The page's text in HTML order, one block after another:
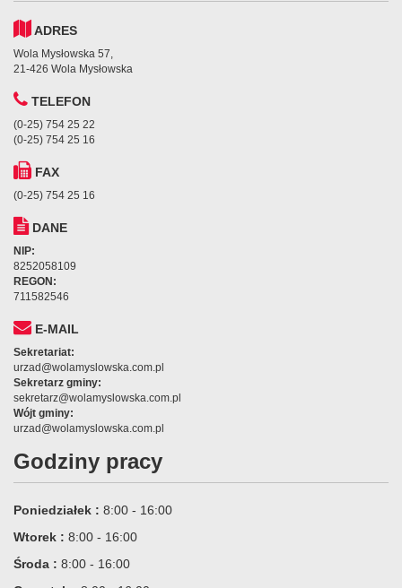
ADRES
Wola Mysłowska 57,
21-426 Wola Mysłowska
TELEFON
(0-25) 754 25 22
(0-25) 754 25 16
FAX
(0-25) 754 25 16
DANE
NIP:
8252058109
REGON:
711582546
E-MAIL
Sekretariat:
urzad@wolamyslowska.com.pl
Sekretarz gminy:
sekretarz@wolamyslowska.com.pl
Wójt gminy:
urzad@wolamyslowska.com.pl
Godziny pracy
Poniedziałek : 8:00 - 16:00
Wtorek : 8:00 - 16:00
Środa : 8:00 - 16:00